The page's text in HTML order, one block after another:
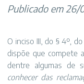
Publicado em 26/
O inciso III, do § 4º,
dispõe que compete
dentre algumas de
conhecer das